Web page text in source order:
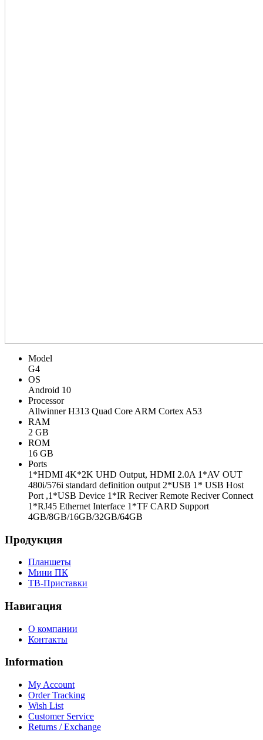
Model
G4
OS
Android 10
Processor
Allwinner H313 Quad Core ARM Cortex A53
RAM
2 GB
ROM
16 GB
Ports
1*HDMI 4K*2K UHD Output, HDMI 2.0A 1*AV OUT
480i/576i standard definition output 2*USB 1* USB Host
Port ,1*USB Device 1*IR Reciver Remote Reciver Connect
1*RJ45 Ethernet Interface 1*TF CARD Support
4GB/8GB/16GB/32GB/64GB
Продукция
Планшеты
Мини ПК
ТВ-Приставки
Навигация
О компании
Контакты
Information
My Account
Order Tracking
Wish List
Customer Service
Returns / Exchange